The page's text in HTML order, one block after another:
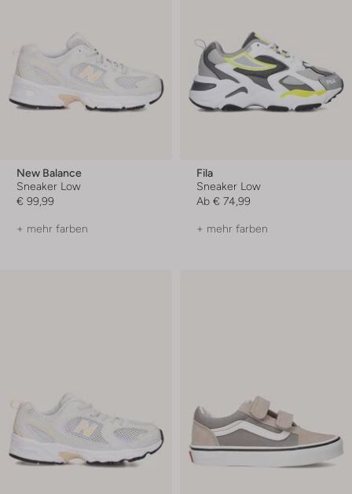
New Balance
Sneaker Low
€ 99,99
+ mehr farben
Fila
Sneaker Low
Ab € 74,99
+ mehr farben